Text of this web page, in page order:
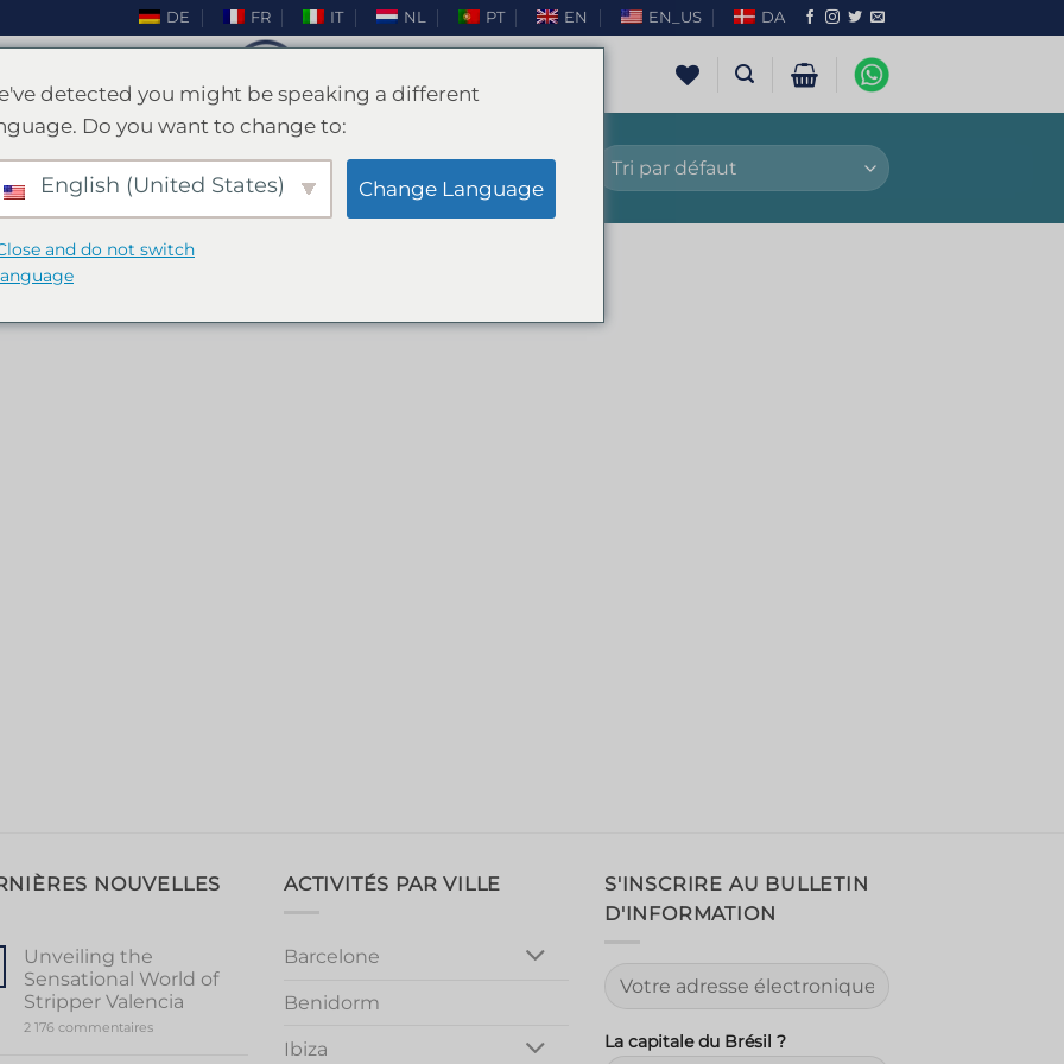
DE FR IT NL PT EN EN_US DA
FILTRER
NOUVELLES
Unveiling the
Sensational World of
Stripper Valencia
2 176 commentairessur
ACTIVITÉS PAR VILLE
Barcelone
Benidorm
Ibiza
S'INSCRIRE AU BULLETIN
D'INFORMATION
La capitale du Brésil ?
detected you might be speaking a different
Do you want to change to:
English (United States) Change Language
and do not switch